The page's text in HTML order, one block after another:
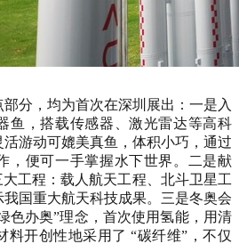
分，均为首次在深圳展出：一是入
鱼，搭载传感器、激光雷达等高科
游动可媲美真鱼，体积小巧，通过
，便可一手掌握水下世界。二是献
工程：载人航天工程、北斗卫星工
国重大航天科技成果。三是冬奥会
色办奥”理念，首次使用氢能，用清
料开创性地采用了 “碳纤维”，不仅